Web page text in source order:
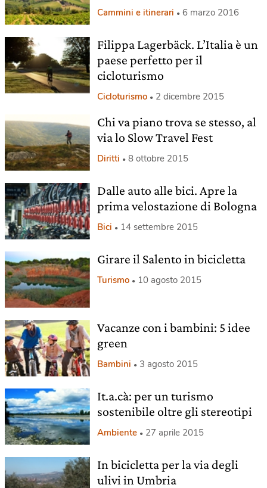
Cammini e itinerari 6 marzo 2016
Filippa Lagerbäck. L’Italia è un
paese perfetto per il
cicloturismo
Cicloturismo 2 dicembre 2015
Chi va piano trova se stesso, al
via lo Slow Travel Fest
Diritti 8 ottobre 2015
Dalle auto alle bici. Apre la
prima velostazione di Bologna
Bici 14 settembre 2015
Girare il Salento in bicicletta
Turismo 10 agosto 2015
Vacanze con i bambini: 5 idee
green
Bambini 3 agosto 2015
It.a.cà: per un turismo
sostenibile oltre gli stereotipi
Ambiente 27 aprile 2015
In bicicletta per la via degli
ulivi in Umbria